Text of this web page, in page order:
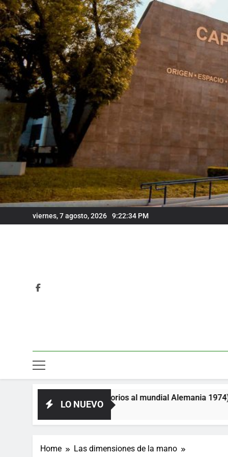
Skip
to
content
viernes, 7 agosto, 2026 9:22:35 PM
LO NUEVO
al mundial Alemania 1974)
Home
Las dimensiones de la mano